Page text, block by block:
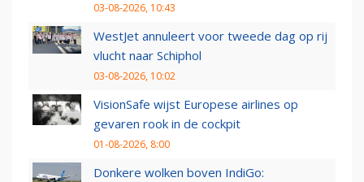
03-08-2026, 10:43
WestJet annuleert voor tweede dag op rij
vlucht naar Schiphol
03-08-2026, 10:02
VisionSafe wijst Europese airlines op
gevaren rook in de cockpit
01-08-2026, 8:00
Donkere wolken boven IndiGo: